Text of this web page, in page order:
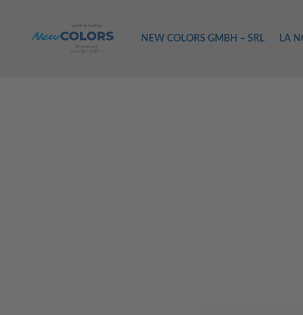
NEW COLORS GMBH – SRL LA